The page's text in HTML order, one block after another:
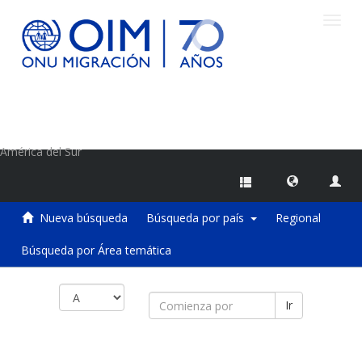
América del Sur
Nueva búsqueda Búsqueda por país Regional
Búsqueda por Área temática
Ir